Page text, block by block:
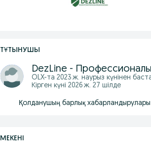
ТҰТЫНУШЫ
OLX-та 2023 ж. наурыз күнінен
Кірген күні 2026 ж. 27 шілде
Қолданушың барлық хабарландырулары
МЕКЕНІ